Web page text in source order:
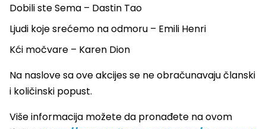
Dobili ste Sema – Dastin Tao
Ljudi koje srećemo na odmoru – Emili Henri
Kći močvare – Karen Dion
Na naslove sa ove akcijes se ne obračunavaju članski
i količinski popust.
Više informacija možete da pronađete na ovom